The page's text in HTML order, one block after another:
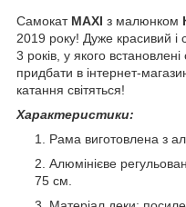
Самокат MAXI з малюнком
2019 року! Дуже красивий і
3 років, у якого
придбати в інтернет-
катання світяться!
Характеристики:
Рама виготовлена з
Алюмінієве
75 см.